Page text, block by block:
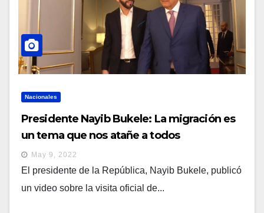
Nacionales
Presidente Nayib Bukele: La migración es
un tema que nos atañe a todos
May 9, 2022
El presidente de la República, Nayib Bukele, publicó
un video sobre la visita oficial de...